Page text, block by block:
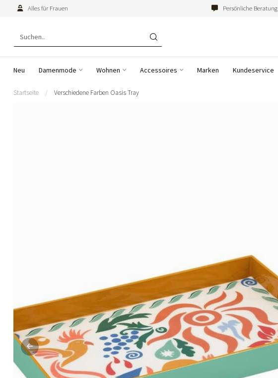
Alles für Frauen Persönliche Beratung
Neu Damenmode Wohnen Accessoires Marken Kundeservice
Startseite / Verschiedene Farben Oasis Tray